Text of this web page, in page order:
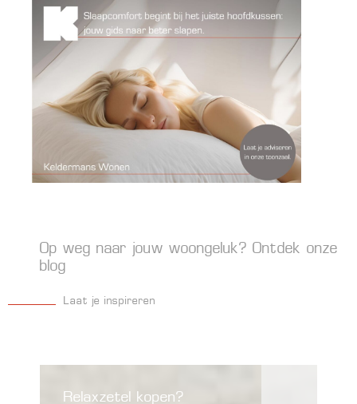
Op weg naar jouw woongeluk? Ontdek onze
blog
Laat je inspireren
Relaxzetel kopen?